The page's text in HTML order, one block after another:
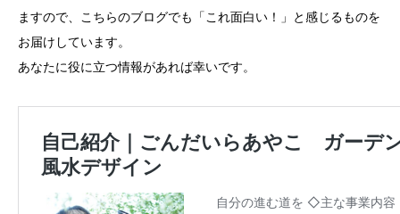
ますので、こちらのブログでも「これ面白い！」と感じるものを
お届けしています。
あなたに役に立つ情報があれば幸いです。